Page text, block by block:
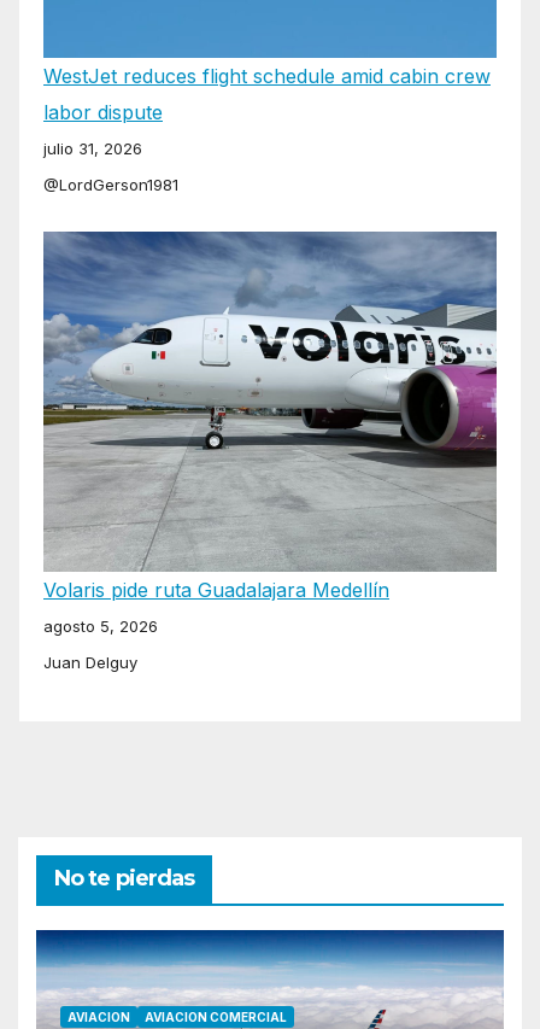
WestJet reduces flight schedule amid cabin crew
labor dispute
julio 31, 2026
@LordGerson1981
Volaris pide ruta Guadalajara Medellín
agosto 5, 2026
Juan Delguy
No te pierdas
AVIACION AVIACION COMERCIAL